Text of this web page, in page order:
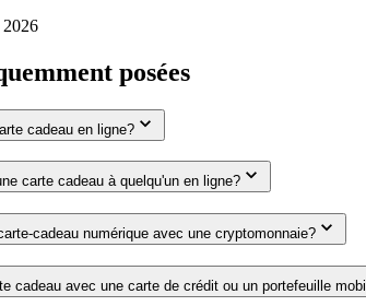
2026
posées
cadeau en ligne?
carte cadeau à quelqu'un en ligne?
cadeau numérique avec une cryptomonnaie?
cadeau avec une carte de crédit ou un portefeuille